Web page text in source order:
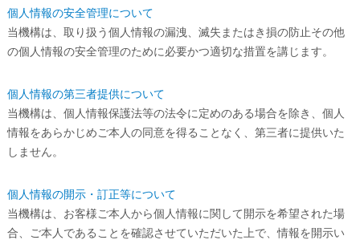
個人情報の安全管理について
当機構は、取り扱う個人情報の漏洩、滅失またはき損の防止その他
の個人情報の安全管理のために必要かつ適切な措置を講じます。
個人情報の第三者提供について
当機構は、個人情報保護法等の法令に定めのある場合を除き、個人
情報をあらかじめご本人の同意を得ることなく、第三者に提供いた
しません。
個人情報の開示・訂正等について
当機構は、お客様ご本人から個人情報に関して開示を希望された場
合、ご本人であることを確認させていただいた上で、情報を開示い